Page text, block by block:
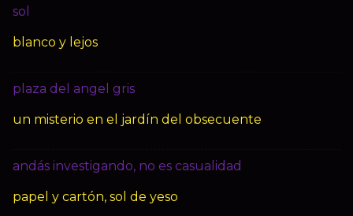
sol
blanco y lejos
plaza del angel gris
un misterio en el jardín del obsecuente
andás investigando, no es casualidad
papel y cartón, sol de yeso